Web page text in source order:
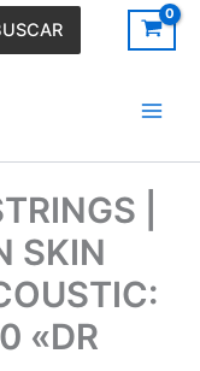
|
SKIN
«DR